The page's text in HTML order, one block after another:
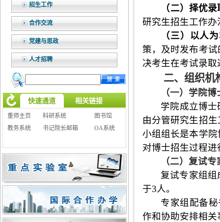
招生工作
合作交流
党建与思政
人才招聘
快速通道 相关链接
重师主页 科研系统
图书馆
教务系统
书记院长邮箱 OA系统
（二）择优
研究生招生工作办
（三）以人
策，及时发布考
决考生在考试录
二、组织机
（一）学院
学院成立博
由分管研究生招
小组组长是本学
对博士招生过程
（二）复试专
复试专家组组
于3人。
专家组 配备
作和协助安排相关